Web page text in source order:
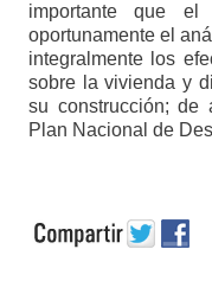
importante que el
oportunamente el
integralmente los
sobre la vivienda y
su construcción; de
Plan Nacional de